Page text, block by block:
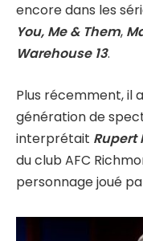
encore dans les
You, Me & Them,
Warehouse 13.
Plus récemment, il
génération de
interprétait Rupert
du club AFC
personnage joué